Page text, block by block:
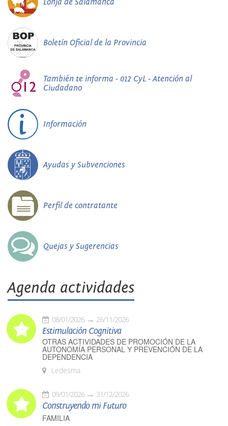
Boletín Oficial de la Provincia
También te informa - 012 CyL - Atención al
Ciudadano
Información
Ayudas y Subvenciones
Perfil de contratante
Quejas y Sugerencias
Agenda actividades
08/01/2026 26/11/2026
Estimulación Cognitiva
OTRAS ACTIVIDADES DE PROMOCIÓN DE LA
AUTONOMÍA PERSONAL Y PREVENCIÓN DE LA
DEPENDENCIA
Ledesma
09/01/2026 31/12/2026
Construyendo mi Futuro
FAMILIA